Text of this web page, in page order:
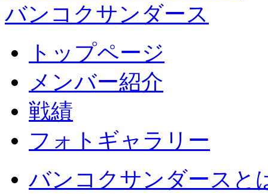
バンコクサンダース
トップページ
メンバー紹介
戦績
フォトギャラリー
バンコクサンダースと